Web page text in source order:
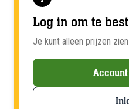
Log in om te
Je kunt alleen prijzen